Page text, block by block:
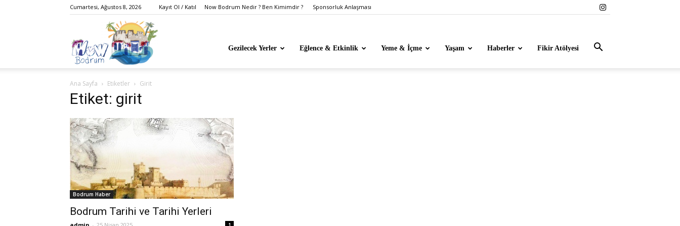
Cumartesi, Ağustos 8, 2026 Kayıt Ol / Katıl Now Bodrum Nedir ? Ben Kimimdir ? Sponsorluk Anlaşması
Eğlence,
Gezilecek Yerler Eğlence & Etkinlik Yeme & İçme Yaşam Haberler Fikir Atölyesi
Ana Sayfa Etiketler Girit
Etiket: girit
Bodrum Haber
Bodrum Tarihi ve Tarihi Yerleri